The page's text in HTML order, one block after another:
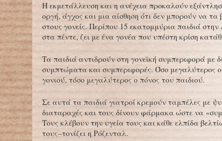
Η εκμετάλλευση και η ανέχεια προκαλούν
οργή, άγχος και μια αίσθηση ότι δεν μπορούν να
στους γονείς. Περίπου 15 εκατομμύρια παιδιά
στα πέντε, ζει με ένα γονέα που υπέστη κρίση
Τα παιδιά αντιδρούν στη γονεϊκή συμπεριφορά με
συμπτώματα και συμπεριφορές. Όσο μεγαλύτερος
γονιού, τόσο μεγαλύτερος ο πόνος του παιδιού.
Σε αυτά τα παιδιά γιατροί κρεμούν ταμπέλες με
διαταραχές και τους δίνουν φάρμακα ώστε να
Τους κλέβουν την υγεία τους και κάθε ελπίδα
τους–τονίζει η Ρόζενταλ.